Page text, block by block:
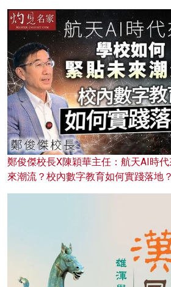
鄭俊傑校長X陳穎華主任：航天AI時
來潮流？校內數字教育如何實踐落地？